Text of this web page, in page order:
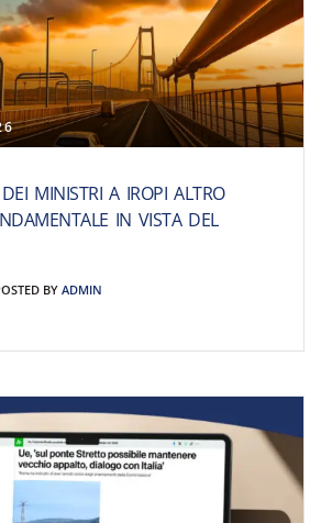
MINISTRI A IROPI ALTRO
IN VISTA DEL
BYADMIN